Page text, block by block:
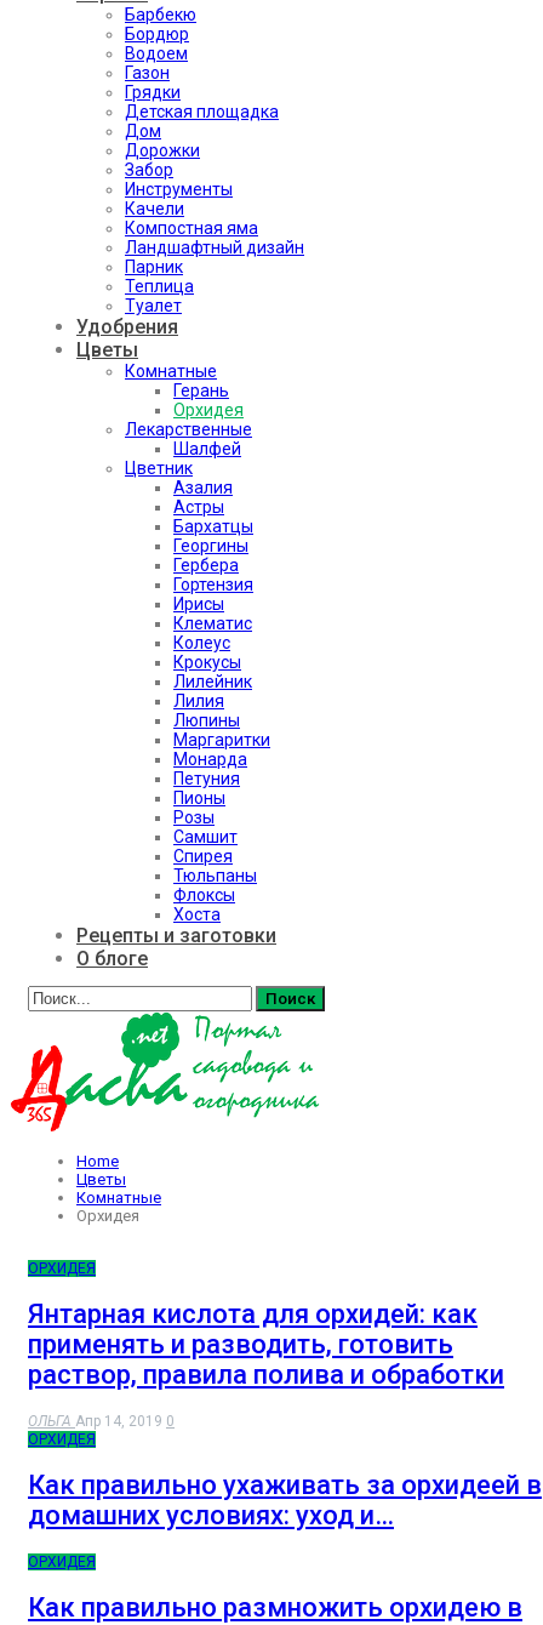
Барбекю
Бордюр
Водоем
Газон
Грядки
Детская площадка
Дом
Дорожки
Забор
Инструменты
Качели
Компостная яма
Ландшафтный дизайн
Парник
Теплица
Туалет
Удобрения
Цветы
Комнатные
Герань
Орхидея
Лекарственные
Шалфей
Цветник
Азалия
Астры
Бархатцы
Георгины
Гербера
Гортензия
Ирисы
Клематис
Колеус
Крокусы
Лилейник
Лилия
Люпины
Маргаритки
Монарда
Петуния
Пионы
Розы
Самшит
Спирея
Тюльпаны
Флоксы
Хоста
Рецепты и заготовки
О блоге
Home
Цветы
Комнатные
Орхидея
ОРХИДЕЯ
Янтарная кислота для орхидей: как
применять и разводить, готовить
раствор, правила полива и обработки
ОЛЬГА Апр 14, 2019 0
ОРХИДЕЯ
Как правильно ухаживать за орхидеей в
домашних условиях: уход и…
ОРХИДЕЯ
Как правильно размножить орхидею в